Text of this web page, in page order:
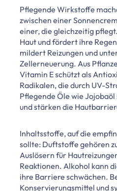
Pflegende Wirkstoffe
zwischen einer
einer, die gleichzeitig
Haut und fördert ihre
mildert Reizungen und
Zellerneuerung. Aus
Vitamin E schützt als
Radikalen, die durch UV-
Pflegende Öle wie
und stärken die
Inhaltsstoffe, auf die
sollte: Duftstoffe gehören
Auslösern für
Reaktionen. Alkohol kann
ihre Barriere schwächen.
Konservierungsmittel und